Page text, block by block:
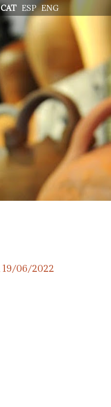
ENG
ESP
CAT
19/06/2022